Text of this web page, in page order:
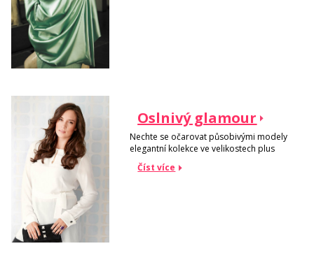
Oslnivý glamour
Nechte se očarovat působivými modely
elegantní kolekce ve velikostech plus
Číst více